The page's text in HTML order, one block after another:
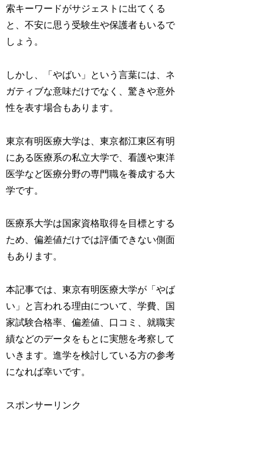
索キーワードがサジェストに出てくる
と、不安に思う受験生や保護者もいるで
しょう。
しかし、「やばい」という言葉には、ネ
ガティブな意味だけでなく、驚きや意外
性を表す場合もあります。
東京有明医療大学は、東京都江東区有明
にある医療系の私立大学で、看護や東洋
医学など医療分野の専門職を養成する大
学です。
医療系大学は国家資格取得を目標とする
ため、偏差値だけでは評価できない側面
もあります。
本記事では、東京有明医療大学が「やば
い」と言われる理由について、学費、国
家試験合格率、偏差値、口コミ、就職実
績などのデータをもとに実態を考察して
いきます。進学を検討している方の参考
になれば幸いです。
スポンサーリンク